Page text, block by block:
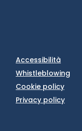
Accessibilità
Whistleblowing
Cookie policy
Privacy policy